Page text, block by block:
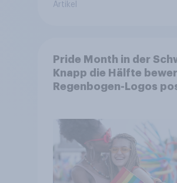
Artikel
Pride Month in der
Knapp die Hälfte
Regenbogen-Logos